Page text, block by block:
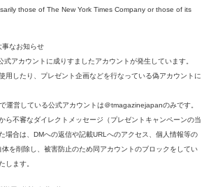
those of The New York Times Company or those of its
なお知らせ
アカウントに成りすましたアカウントが発生しています。
用したり、プレゼント企画などを行なっている偽アカウントに
運営している公式アカウントは＠tmagazinejapanのみです。
ら不審なダイレクトメッセージ（プレゼントキャンペーンの当
場合は、DMへの返信や記載URLへのアクセス、個人情報等の
体を削除し、被害防止のため同アカウントのブロックをしてい
します。